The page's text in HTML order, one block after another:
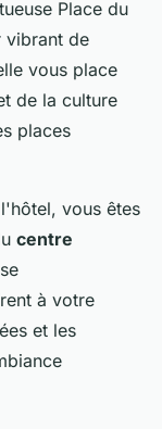
Place du
vibrant de
vous place
de la culture
places
vous êtes
centre
à votre
et les